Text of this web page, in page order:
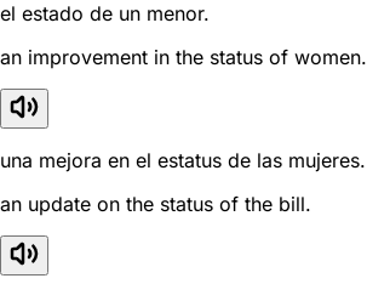
el estado de un menor.
an improvement in the status of women.
una mejora en el estatus de las mujeres.
an update on the status of the bill.